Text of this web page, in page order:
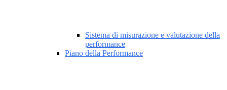
Sistema di misurazione e valutazione della
performance
Piano della Performance